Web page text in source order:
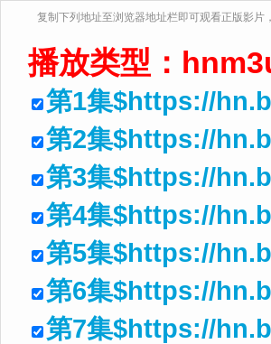
复制下列地址至浏览器地址栏即可观看正版影片
播放类型：
第1集$https://
第2集$https://
第3集$https://
第4集$https://
第5集$https://
第6集$https://
第7集$https://